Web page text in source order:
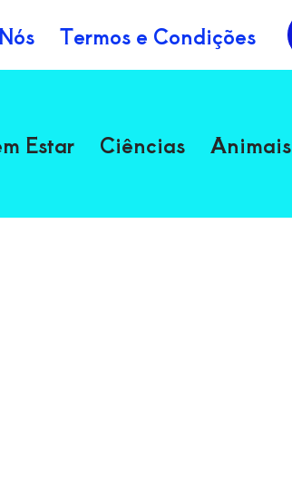
Termos e Condições
Estar Ciências Animais